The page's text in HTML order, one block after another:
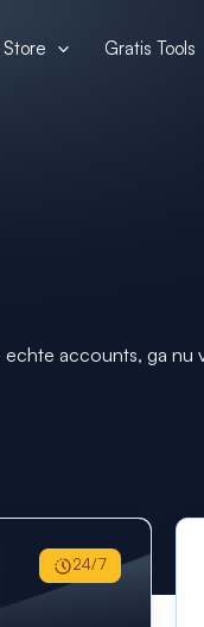
Gratis Tools
accounts, ga nu
24/7